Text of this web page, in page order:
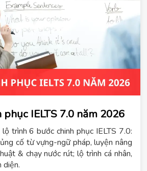
IELTS 7.0 năm 2026
trình 6 bước chinh phục IELTS 7.0:
cố từ vựng-ngữ pháp, luyện nâng
& chạy nước rút; lộ trình cá nhân,
diện.